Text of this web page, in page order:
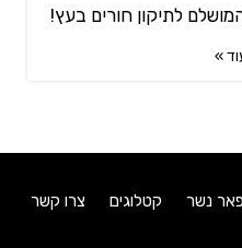
לתיקון חורים בעץ!
»
נשר קטלוגים צרו קשר